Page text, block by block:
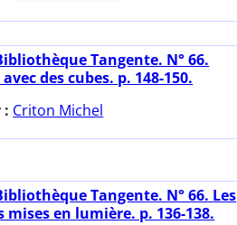
Tangente. N° 66.
des cubes. p. 148-150.
: Criton Michel
Tangente. N° 66. Les
mises en lumière. p. 136-138.